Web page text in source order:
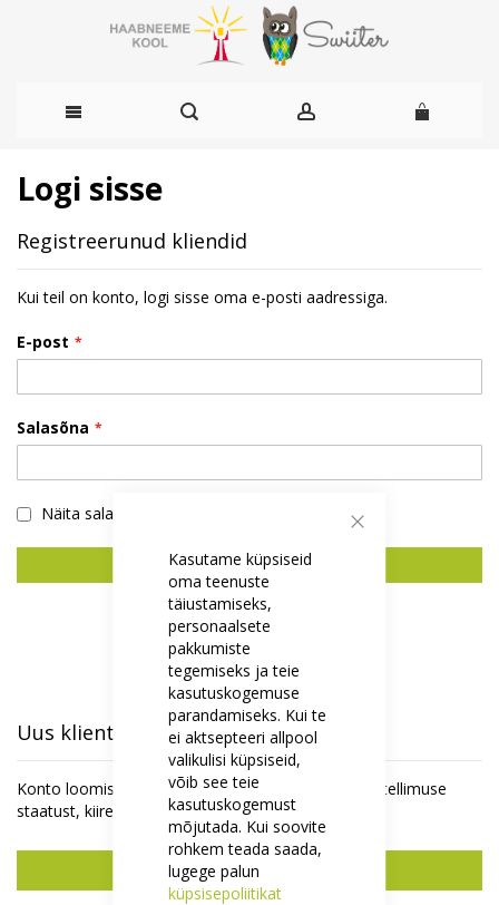
Sulge
Kasutame küpsiseid
oma teenuste
täiustamiseks,
personaalsete
pakkumiste
tegemiseks ja teie
kasutuskogemuse
parandamiseks. Kui te
ei aktsepteeri allpool
valikulisi küpsiseid,
võib see teie
kasutuskogemust
mõjutada. Kui soovite
rohkem teada saada,
lugege palun
küpsisepoliitikat
to
Content
Logi sisse
Registreerunud kliendid
Kui teil on konto, logi sisse oma e-posti aadressiga.
E-post
Salasõna
Näita salasõna
Logi Sisse
Unustasid salasõna?
Uus klient
Konto loomisel on mitmeid eeliseid - saate jälgida tellimuse
staatust, kiirem ostu vormistamine ja rohkemgi.
Uus konto